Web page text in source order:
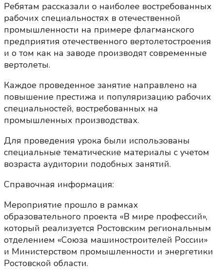
Ребятам рассказали о наиболее востребованных
рабочих специальностях в отечественной
промышленности на примере флагманского
предприятия отечественного вертолетостроения
и о том как на заводе производят современные
вертолеты.
Каждое проведенное занятие направлено на
повышение престижа и популяризацию рабочих
специальностей, востребованных на
промышленных производствах.
Для проведения урока были использованы
специальные тематические материалы с учетом
возраста аудитории подобных занятий.
Справочная информация:
Мероприятие прошло в рамках
образовательного проекта «В мире профессий»,
который реализуется Ростовским региональным
отделением «Союза машиностроителей России»
и Министерством промышленности и энергетики
Ростовской области.